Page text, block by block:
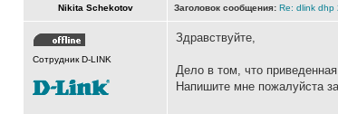
Nikita Schekotov Заголовок сообщения: Re: dlink dhp
Сотрудник D-LINK
Здравствуйте,
Дело в том, что
Напишите мне пожалуйста